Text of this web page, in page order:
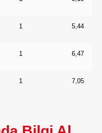
1 5,44
1 6,47
1 7,05